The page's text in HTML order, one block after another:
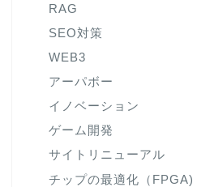
RAG
SEO対策
WEB3
アーパボー
イノベーション
ゲーム開発
サイトリニューアル
チップの最適化（FPGA)